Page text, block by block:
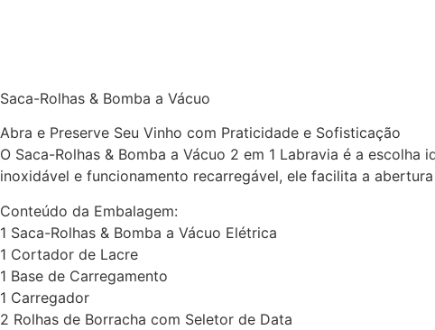
Saca-Rolhas & Bomba a Vácuo
Abra e Preserve Seu Vinho com Praticidade e Sofisticação
O Saca-Rolhas & Bomba a Vácuo 2 em 1 Labravia é a
inoxidável e funcionamento recarregável, ele facilita a
Conteúdo da Embalagem:
1 Saca-Rolhas & Bomba a Vácuo Elétrica
1 Cortador de Lacre
1 Base de Carregamento
1 Carregador
2 Rolhas de Borracha com Seletor de Data